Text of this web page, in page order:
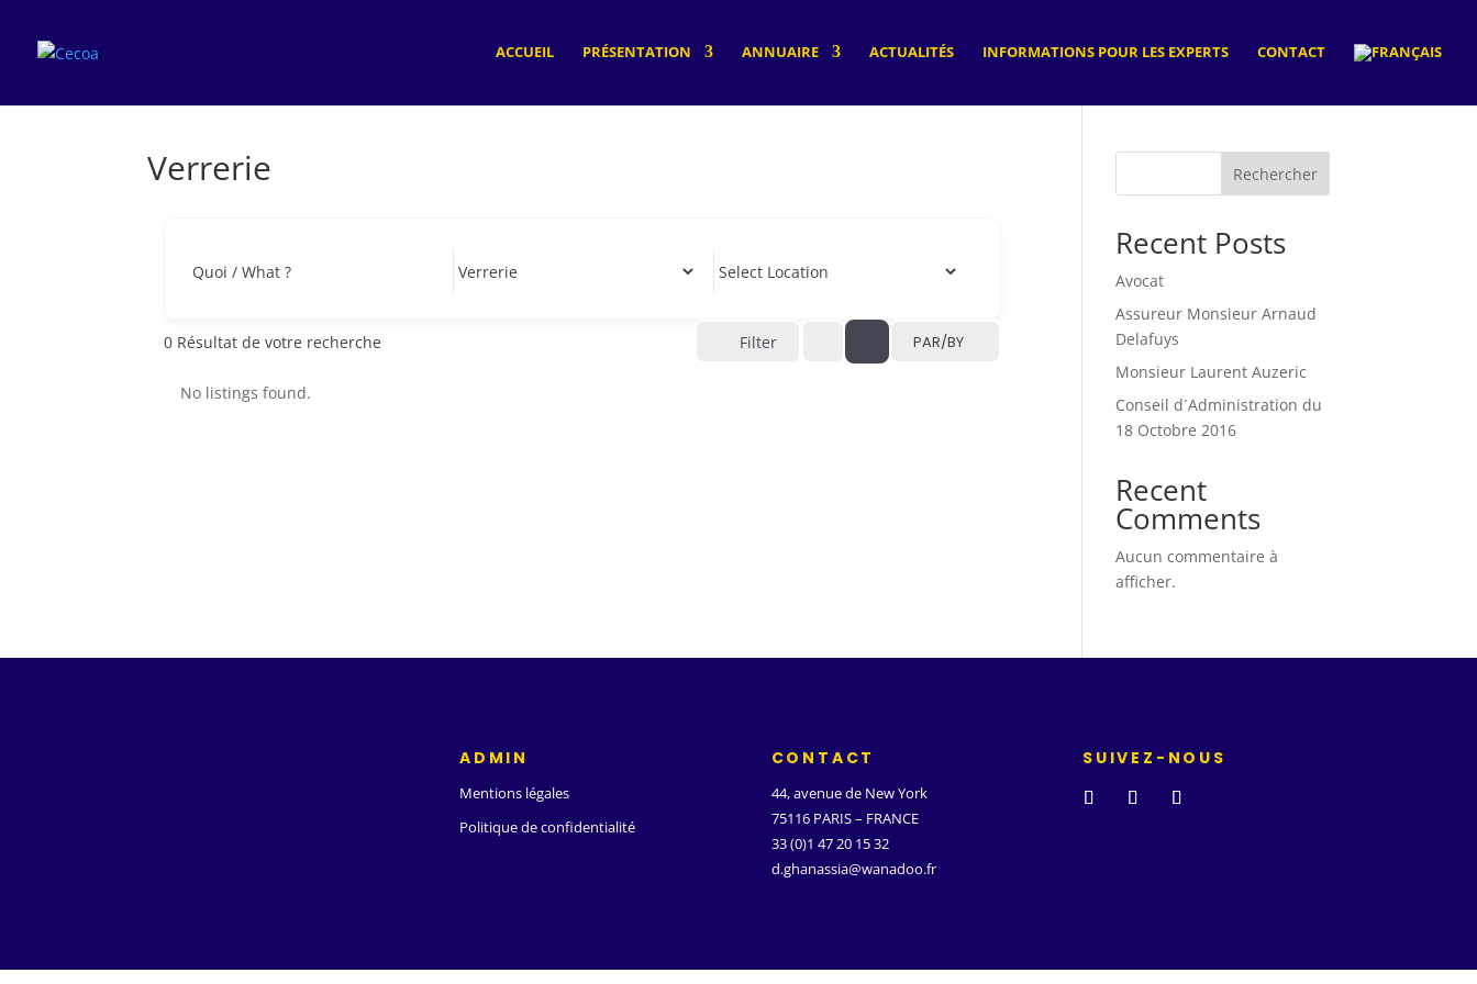
ACCUEIL PRÉSENTATION ANNUAIRE ACTUALITÉS INFORMATIONS POUR LES EXPERTS CONTACT
Verrerie
Quoi / What ?
0 Résultat de votre recherche Filter PAR/BY
No listings found.
Rechercher
Recent Posts
Avocat
Assureur Monsieur Arnaud
Delafuys
Monsieur Laurent Auzeric
Conseil d´Administration du
18 Octobre 2016
Recent
Comments
Aucun commentaire à
afficher.
ADMIN
Mentions légales
Politique de confidentialité
CONTACT
44, avenue de New York
75116 PARIS – FRANCE
33 (0)1 47 20 15 32
d.ghanassia@wanadoo.fr
SUIVEZ-NOUS